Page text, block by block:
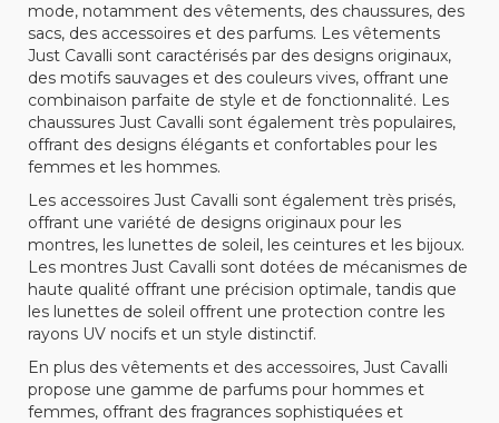
mode, notamment des vêtements, des chaussures, des
sacs, des accessoires et des parfums. Les vêtements
Just Cavalli sont caractérisés par des designs originaux,
des motifs sauvages et des couleurs vives, offrant une
combinaison parfaite de style et de fonctionnalité. Les
chaussures Just Cavalli sont également très populaires,
offrant des designs élégants et confortables pour les
femmes et les hommes.
Les accessoires Just Cavalli sont également très prisés,
offrant une variété de designs originaux pour les
montres, les lunettes de soleil, les ceintures et les bijoux.
Les montres Just Cavalli sont dotées de mécanismes de
haute qualité offrant une précision optimale, tandis que
les lunettes de soleil offrent une protection contre les
rayons UV nocifs et un style distinctif.
En plus des vêtements et des accessoires, Just Cavalli
propose une gamme de parfums pour hommes et
femmes, offrant des fragrances sophistiquées et